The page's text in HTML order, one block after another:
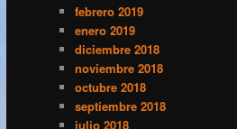
febrero 2019
enero 2019
diciembre 2018
noviembre 2018
octubre 2018
septiembre 2018
julio 2018